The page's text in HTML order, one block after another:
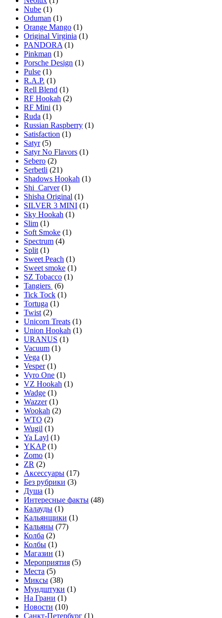
Nube (1)
Oduman (1)
Orange Mango (1)
Original Virginia (1)
PANDORA (1)
Pinkman (1)
Porsche Design (1)
Pulse (1)
R.A.P. (1)
Rell Blend (1)
RF Hookah (2)
RF Mini (1)
Ruda (1)
Russian Raspberry (1)
Satisfaction (1)
Satyr(5)
Satyr No Flavors (1)
Sebero (2)
Serbetli (21)
Shadows Hookah (1)
Shi_Carver(1)
Shisha Original (1)
SILVER 3 MINI (1)
Sky Hookah (1)
Slim (1)
Soft Smoke (1)
Spectrum (4)
Split (1)
Sweet Peach (1)
Sweet smoke (1)
SZ Tobacco (1)
Tangiers (6)
Tick Tock (1)
Tortuga (1)
Twist (2)
Unicorn Treats (1)
Union Hookah (1)
URANUS (1)
Vacuum (1)
Vega (1)
Vesper(1)
Vyro One (1)
VZ Hookah (1)
Wadge (1)
Wazzer(1)
Wookah (2)
WTO (2)
Wugil (1)
Ya Layl (1)
YKAP(1)
Zomo (1)
ZR (2)
Аксессуары (17)
Без рубрики (3)
Душа (1)
Интересные факты (48)
Калауды (1)
Кальянщики (1)
Кальяны (77)
Колба (2)
Колбы (1)
Магазин (1)
Мероприятия (5)
Места (5)
Миксы (38)
Мундштуки (1)
На Грани (1)
Новости (10)
Санкт-Петербург (1)